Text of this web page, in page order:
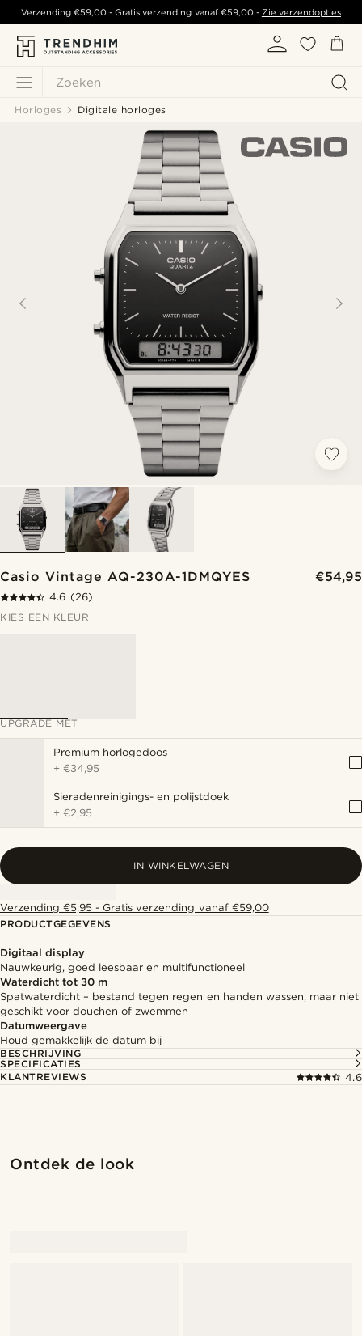
Zoeken
Verzending€59,00 - Gratis verzending vanaf €59,00- Zie verzendopties
Horloges Digitale horloges
Casio Vintage AQ-230A-1DMQYES €54,95
4.6 (26)
KIES EEN KLEUR
UPGRADE MET
Premium horlogedoos
+€34,95
Sieradenreinigings- en polijstdoek
+€2,95
IN WINKELWAGEN
Verzending €5,95 - Gratis verzending vanaf €59,00
PRODUCTGEGEVENS
Digitaal display
Nauwkeurig, goed leesbaar en multifunctioneel
Waterdicht tot 30 m
Spatwaterdicht – bestand tegen regen en handen wassen, maar niet
geschikt voor douchen of zwemmen
Datumweergave
Houd gemakkelijk de datum bij
BESCHRIJVING
SPECIFICATIES
KLANTREVIEWS
4.6
Ontdek de look